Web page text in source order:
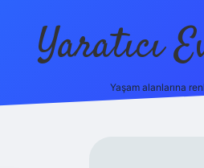
Yaratıcı
Yaşam alanlarına